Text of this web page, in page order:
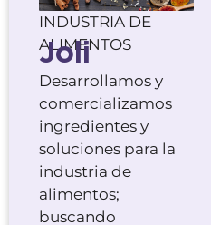
INDUSTRIA DE
ALIMENTOS
Joli
Desarrollamos y
comercializamos
ingredientes y
soluciones para la
industria de
alimentos;
buscando